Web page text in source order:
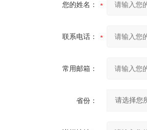
您的姓名：
联系电话：
常用邮箱：
省份：